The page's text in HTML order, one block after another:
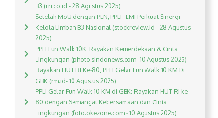
B3 (rri.co.id - 28 Agustus 2025)
Setelah MoU dengan PLN, PPLI–EMI Perkuat Sinergi
Kelola Limbah B3 Nasional (stockreview.id - 28 Agustus
2025)
PPLI Fun Walk 10K: Rayakan Kemerdekaan & Cinta
Lingkungan (photo.sindonews.com- 10 Agustus 2025)
Rayakan HUT RI Ke-80, PPLI Gelar Fun Walk 10 KM Di
GBK (rm.id- 10 Agustus 2025)
PPLI Gelar Fun Walk 10 KM di GBK: Rayakan HUT RI ke-
80 dengan Semangat Kebersamaan dan Cinta
Lingkungan (foto.okezone.com - 10 Agustus 2025)